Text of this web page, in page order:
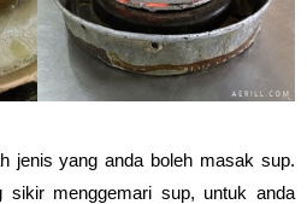
jenis yang anda boleh masak sup.
sikir menggemari sup, untuk anda